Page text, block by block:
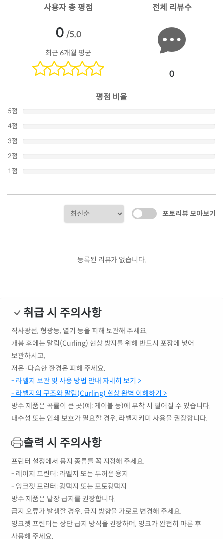
사용자 총 평점
0 /5.0
최근 6개월 평균
전체 리뷰수
0
평점 비율
5점
4점
3점
2점
1점
포토리뷰 모아보기
등록된 리뷰가 없습니다.
취급 시 주의사항
직사광선, 형광등, 열기 등을 피해 보관해 주세요.
개봉 후에는 말림(Curling) 현상 방지를 위해 반드시 포장에 넣어
보관하시고,
저온·다습한 환경은 피해 주세요.
- 라벨지 보관 및 사용 방법 안내 자세히 보기 >
- 라벨지의 구조와 말림(Curling) 현상 완벽 이해하기 >
방수 제품은 곡률이 큰 곳(예: 케이블 등)에 부착 시 떨어질 수 있습니다.
내수성 또는 인쇄 보호가 필요할 경우, 라벨지키미 사용을 권장합니다.
출력 시 주의사항
프린터 설정에서 용지 종류를 꼭 지정해 주세요.
- 레이저 프린터: 라벨지 또는 두꺼운 용지
- 잉크젯 프린터: 광택지 또는 포토광택지
방수 제품은 낱장 급지를 권장합니다.
급지 오류가 발생할 경우, 급지 방향을 가로로 변경해 주세요.
잉크젯 프린터는 상단 급지 방식을 권장하며, 잉크가 완전히 마른 후
사용해 주세요.